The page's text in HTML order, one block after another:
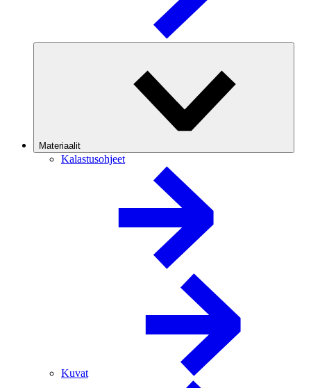
Materiaalit
Kalastusohjeet
Kuvat